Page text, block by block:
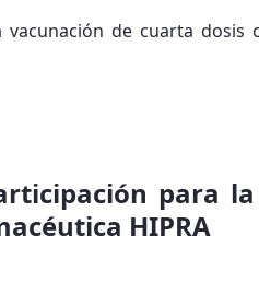
de cuarta dosis
para
HIPRA